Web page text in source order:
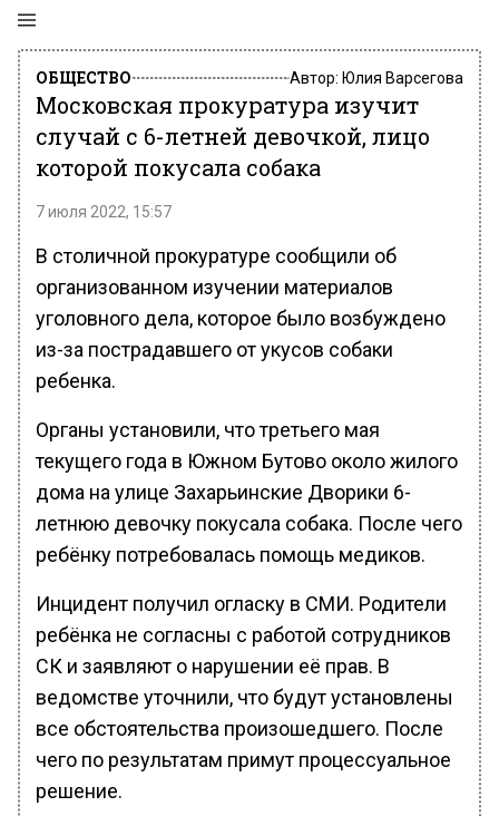
ОБЩЕСТВО Автор: Юлия Варсегова
Московская прокуратура изучит
случай с 6-летней девочкой, лицо
которой покусала собака
7 июля 2022, 15:57
В столичной прокуратуре сообщили об
организованном изучении материалов
уголовного дела, которое было возбуждено
из-за пострадавшего от укусов собаки
ребенка.
Органы установили, что третьего мая
текущего года в Южном Бутово около жилого
дома на улице Захарьинские Дворики 6-
летнюю девочку покусала собака. После чего
ребёнку потребовалась помощь медиков.
Инцидент получил огласку в СМИ. Родители
ребёнка не согласны с работой сотрудников
СК и заявляют о нарушении её прав. В
ведомстве уточнили, что будут установлены
все обстоятельства произошедшего. После
чего по результатам примут процессуальное
решение.